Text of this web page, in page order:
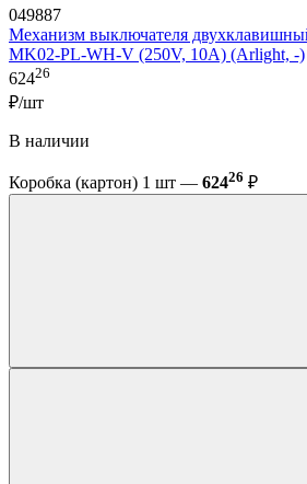
049887
Механизм выключателя
MK02-PL-WH-V (250V, 10A) (Arlight, -)
62426
₽/шт
В наличии
Коробка (картон) 1 шт — 62426 ₽